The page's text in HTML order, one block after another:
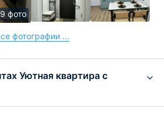
фото
фотографии ...
Уютная квартира с